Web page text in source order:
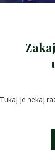
Tukaj je nekaj